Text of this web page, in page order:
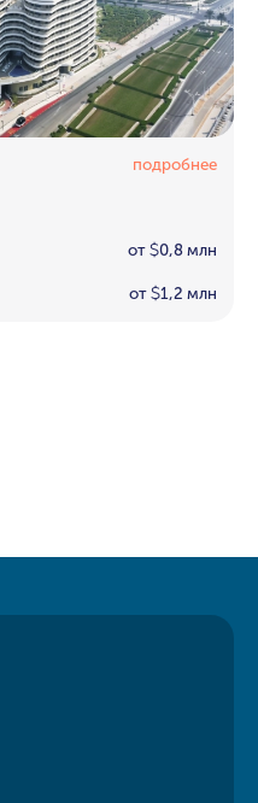
подробнее
от $0,8 млн
от $1,2 млн